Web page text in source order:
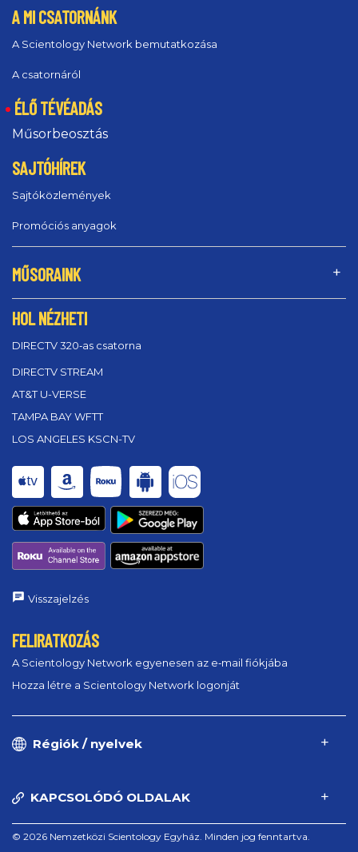
A MI CSATORNÁNK
A Scientology Network bemutatkozása
A csatornáról
ÉLŐ TÉVÉADÁS
Műsorbeosztás
SAJTÓHÍREK
Sajtóközlemények
Promóciós anyagok
MŰSORAINK
HOL NÉZHETI
DIRECTV 320‑as csatorna
DIRECTV STREAM
AT&T U-VERSE
TAMPA BAY WFTT
LOS ANGELES KSCN-TV
Visszajelzés
FELIRATKOZÁS
A Scientology Network egyenesen az e‑mail fiókjába
Hozza létre a Scientology Network logonját
Régiók / nyelvek
KAPCSOLÓDÓ OLDALAK
© 2026 Nemzetközi Scientology Egyház. Minden jog fenntartva.